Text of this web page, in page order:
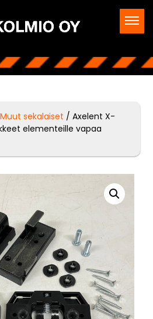
Muut sekalaiset / Axelent X-
elementeille vapaa